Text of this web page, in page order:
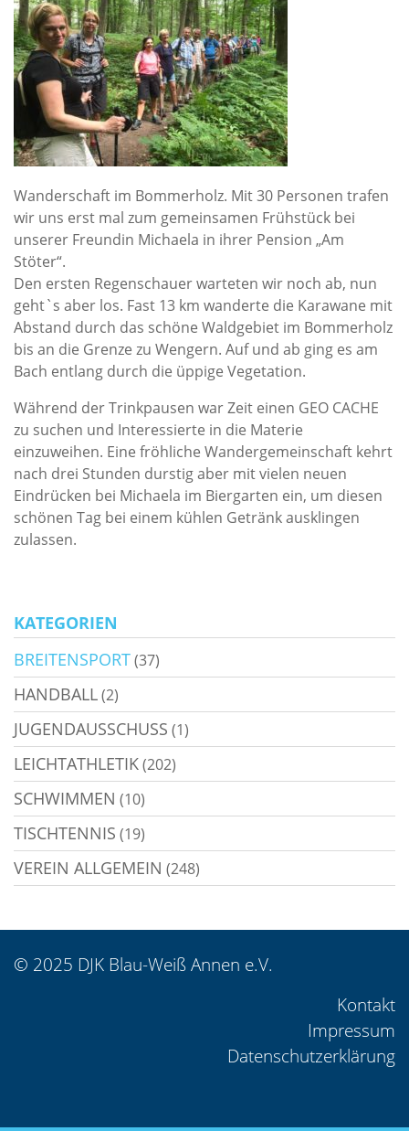
Wanderschaft im Bommerholz. Mit 30 Personen trafen
wir uns erst mal zum gemeinsamen Frühstück bei
unserer Freundin Michaela in ihrer Pension „Am
Stöter“.
Den ersten Regenschauer warteten wir noch ab, nun
geht`s aber los. Fast 13 km wanderte die Karawane mit
Abstand durch das schöne Waldgebiet im Bommerholz
bis an die Grenze zu Wengern. Auf und ab ging es am
Bach entlang durch die üppige Vegetation.
Während der Trinkpausen war Zeit einen GEO CACHE
zu suchen und Interessierte in die Materie
einzuweihen. Eine fröhliche Wandergemeinschaft kehrt
nach drei Stunden durstig aber mit vielen neuen
Eindrücken bei Michaela im Biergarten ein, um diesen
schönen Tag bei einem kühlen Getränk ausklingen
zulassen.
KATEGORIEN
BREITENSPORT(37)
HANDBALL(2)
JUGENDAUSSCHUSS (1)
LEICHTATHLETIK(202)
SCHWIMMEN (10)
TISCHTENNIS (19)
VEREIN ALLGEMEIN (248)
© 2025 DJK Blau-Weiß Annen e.V.
Kontakt
Impressum
Datenschutzerklärung